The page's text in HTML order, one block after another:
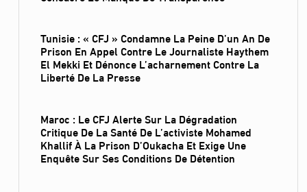
Tunisie : « CFJ » Condamne La Peine D’un An De
Prison En Appel Contre Le Journaliste Haythem
El Mekki Et Dénonce L’acharnement Contre La
Liberté De La Presse
Maroc : Le CFJ Alerte Sur La Dégradation
Critique De La Santé De L’activiste Mohamed
Khallif À La Prison D’Oukacha Et Exige Une
Enquête Sur Ses Conditions De Détention